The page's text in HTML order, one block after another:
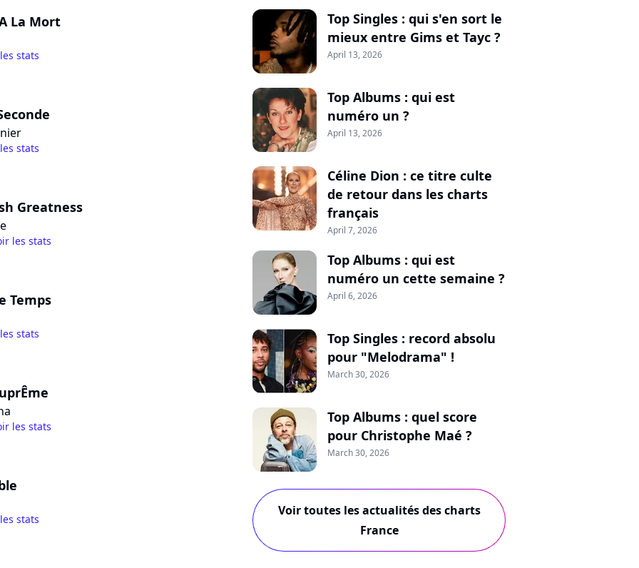
La Mort
stats
stats
Greatness
les stats
Temps
stats
les stats
stats
Top Singles : qui s'en sort le
mieux entre Gims et Tayc ?
April 13, 2026
Top Albums : qui est
numéro un ?
April 13, 2026
Céline Dion : ce titre culte
de retour dans les charts
français
April 7, 2026
Top Albums : qui est
numéro un cette semaine ?
April 6, 2026
Top Singles : record absolu
pour "Melodrama" !
March 30, 2026
Top Albums : quel score
pour Christophe Maé ?
March 30, 2026
Voir toutes les actualités des charts
France